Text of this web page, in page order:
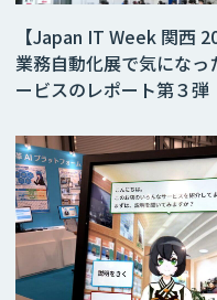
【Japan IT Week 関西
業務自動化展で気になっ
ービスのレポート第３弾